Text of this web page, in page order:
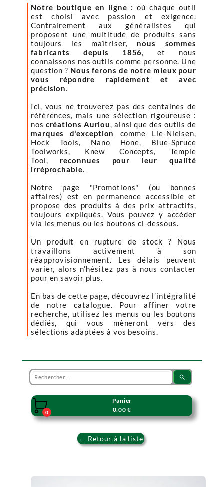
Notre boutique en ligne : où chaque outil
est choisi avec passion et exigence.
Contrairement aux généralistes qui
proposent une multitude de produits sans
toujours les maîtriser, nous sommes
fabricants depuis 1856, et nous
connaissons nos outils comme personne. Une
question ? Nous ferons de notre mieux pour
vous répondre rapidement et avec
précision.
Ici, vous ne trouverez pas des centaines de
références, mais une sélection rigoureuse :
nos créations Auriou, ainsi que des outils de
marques d’exception
comme Lie-Nielsen,
Hock Tools, Nano Hone, Blue-Spruce
Toolworks, Knew Concepts, Temple
Tool, reconnues pour leur qualité
irréprochable.
Notre page "Promotions" (ou bonnes
affaires) est en permanence accessible et
propose des produits à des prix attractifs,
toujours expliqués. Vous pouvez y accéder
via les menus ou les boutons ci-dessous.
Un produit en rupture de stock ? Nous
travaillons activement à son
réapprovisionnement. Les délais peuvent
varier, alors n’hésitez pas à nous contacter
pour en savoir plus.
En bas de cette page, découvrez l’intégralité
de notre catalogue. Pour affiner votre
recherche, utilisez les menus ou les boutons
dédiés, qui vous mèneront vers des
sélections adaptées à vos besoins.
search

0
Panier
0.00 €
← Retour à la liste